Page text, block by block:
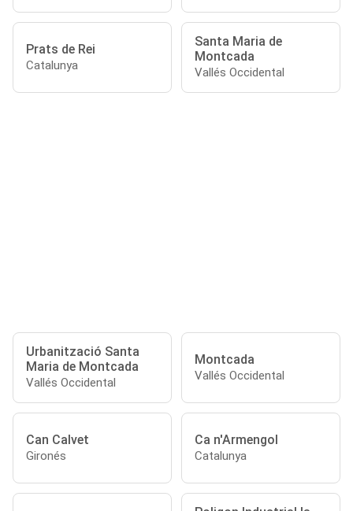
Prats de Rei
Catalunya
Santa Maria de
Montcada
Vallés Occidental
Urbanització Santa
Maria de Montcada
Vallés Occidental
Montcada
Vallés Occidental
Can Calvet
Gironés
Ca n'Armengol
Catalunya